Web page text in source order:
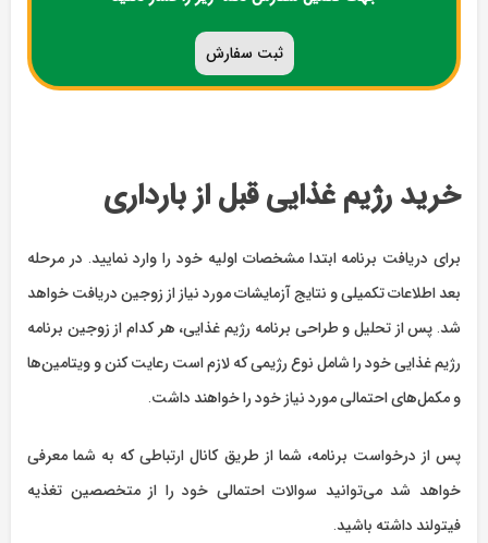
ثبت سفارش
خرید رژیم غذایی قبل از بارداری
برای دریافت برنامه ابتدا مشخصات اولیه خود را وارد نمایید. در مرحله
بعد اطلاعات تکمیلی و نتایج آزمایشات مورد نیاز از زوجین دریافت خواهد
شد. پس از تحلیل و طراحی برنامه رژیم غذایی، هر کدام از زوجین برنامه
رژیم غذایی خود را شامل نوع رژیمی که لازم است رعایت کنن و ویتامین‌ها
و مکمل‌های احتمالی مورد نیاز خود را خواهند داشت.
پس از درخواست برنامه، شما از طریق کانال ارتباطی که به شما معرفی
خواهد شد می‌توانید سوالات احتمالی خود را از متخصصین تغذیه
فیتولند داشته باشید.